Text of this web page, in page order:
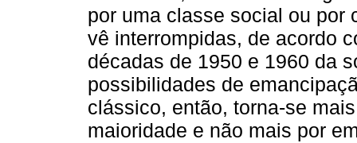
por uma classe social ou por
vê interrompidas, de acordo
décadas de 1950 e 1960 da
possibilidades de
clássico, então, torna-se
maioridade e não mais por